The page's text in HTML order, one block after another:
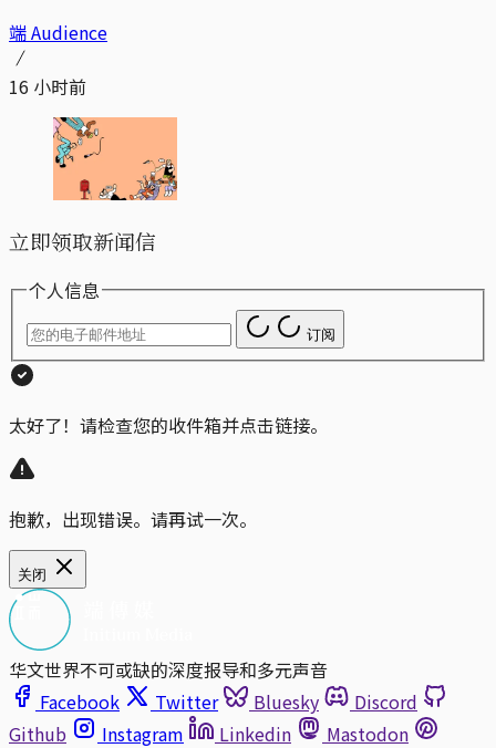
端 Audience
16 小时前
立即领取新闻信
个人信息
订阅
太好了！请检查您的收件箱并点击链接。
抱歉，出现错误。请再试一次。
关闭
华文世界不可或缺的深度报导和多元声音
Facebook
Twitter Bluesky
Discord
Github
Instagram Linkedin
Mastodon